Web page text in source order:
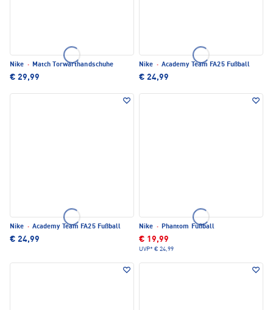
Nike · Match Torwarthandschuhe
€ 29,99
Nike · Academy Team FA25 Fußball
€ 24,99
Nike · Academy Team FA25 Fußball
€ 24,99
Nike · Phantom Fußball
€ 19,99
UVP* € 24,99